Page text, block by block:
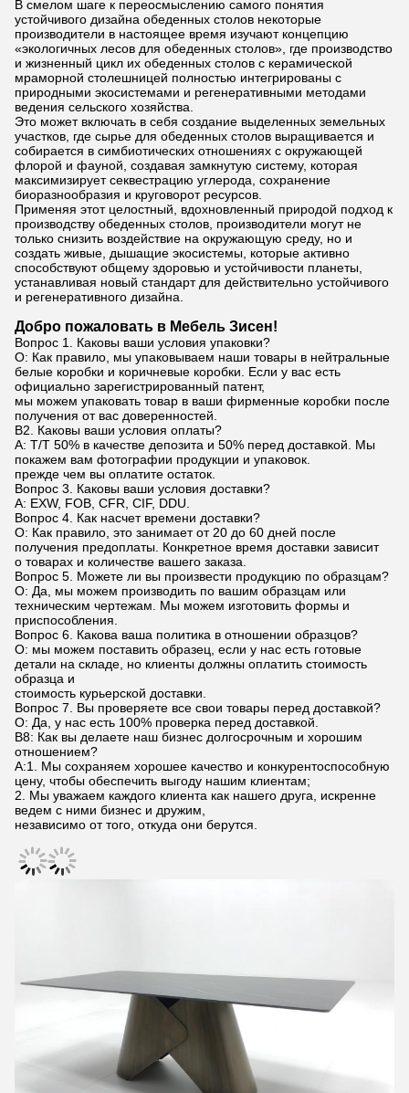
В смелом шаге к переосмыслению самого понятия
устойчивого дизайна обеденных столов некоторые
производители в настоящее время изучают концепцию
«экологичных лесов для обеденных столов», где производство
и жизненный цикл их обеденных столов с керамической
мраморной столешницей полностью интегрированы с
природными экосистемами и регенеративными методами
ведения сельского хозяйства.
Это может включать в себя создание выделенных земельных
участков, где сырье для обеденных столов выращивается и
собирается в симбиотических отношениях с окружающей
флорой и фауной, создавая замкнутую систему, которая
максимизирует секвестрацию углерода, сохранение
биоразнообразия и круговорот ресурсов.
Применяя этот целостный, вдохновленный природой подход к
производству обеденных столов, производители могут не
только снизить воздействие на окружающую среду, но и
создать живые, дышащие экосистемы, которые активно
способствуют общему здоровью и устойчивости планеты,
устанавливая новый стандарт для действительно устойчивого
и регенеративного дизайна.
Добро пожаловать в Мебель Зисен!
Вопрос 1. Каковы ваши условия упаковки?
О: Как правило, мы упаковываем наши товары в нейтральные
белые коробки и коричневые коробки. Если у вас есть
официально зарегистрированный патент,
мы можем упаковать товар в ваши фирменные коробки после
получения от вас доверенностей.
В2. Каковы ваши условия оплаты?
A: T/T 50% в качестве депозита и 50% перед доставкой. Мы
покажем вам фотографии продукции и упаковок.
прежде чем вы оплатите остаток.
Вопрос 3. Каковы ваши условия доставки?
А: EXW, FOB, CFR, CIF, DDU.
Вопрос 4. Как насчет времени доставки?
О: Как правило, это занимает от 20 до 60 дней после
получения предоплаты. Конкретное время доставки зависит
о товарах и количестве вашего заказа.
Вопрос 5. Можете ли вы произвести продукцию по образцам?
О: Да, мы можем производить по вашим образцам или
техническим чертежам. Мы можем изготовить формы и
приспособления.
Вопрос 6. Какова ваша политика в отношении образцов?
О: мы можем поставить образец, если у нас есть готовые
детали на складе, но клиенты должны оплатить стоимость
образца и
стоимость курьерской доставки.
Вопрос 7. Вы проверяете все свои товары перед доставкой?
О: Да, у нас есть 100% проверка перед доставкой.
В8: Как вы делаете наш бизнес долгосрочным и хорошим
отношением?
А:1. Мы сохраняем хорошее качество и конкурентоспособную
цену, чтобы обеспечить выгоду нашим клиентам;
2. Мы уважаем каждого клиента как нашего друга, искренне
ведем с ними бизнес и дружим,
независимо от того, откуда они берутся.